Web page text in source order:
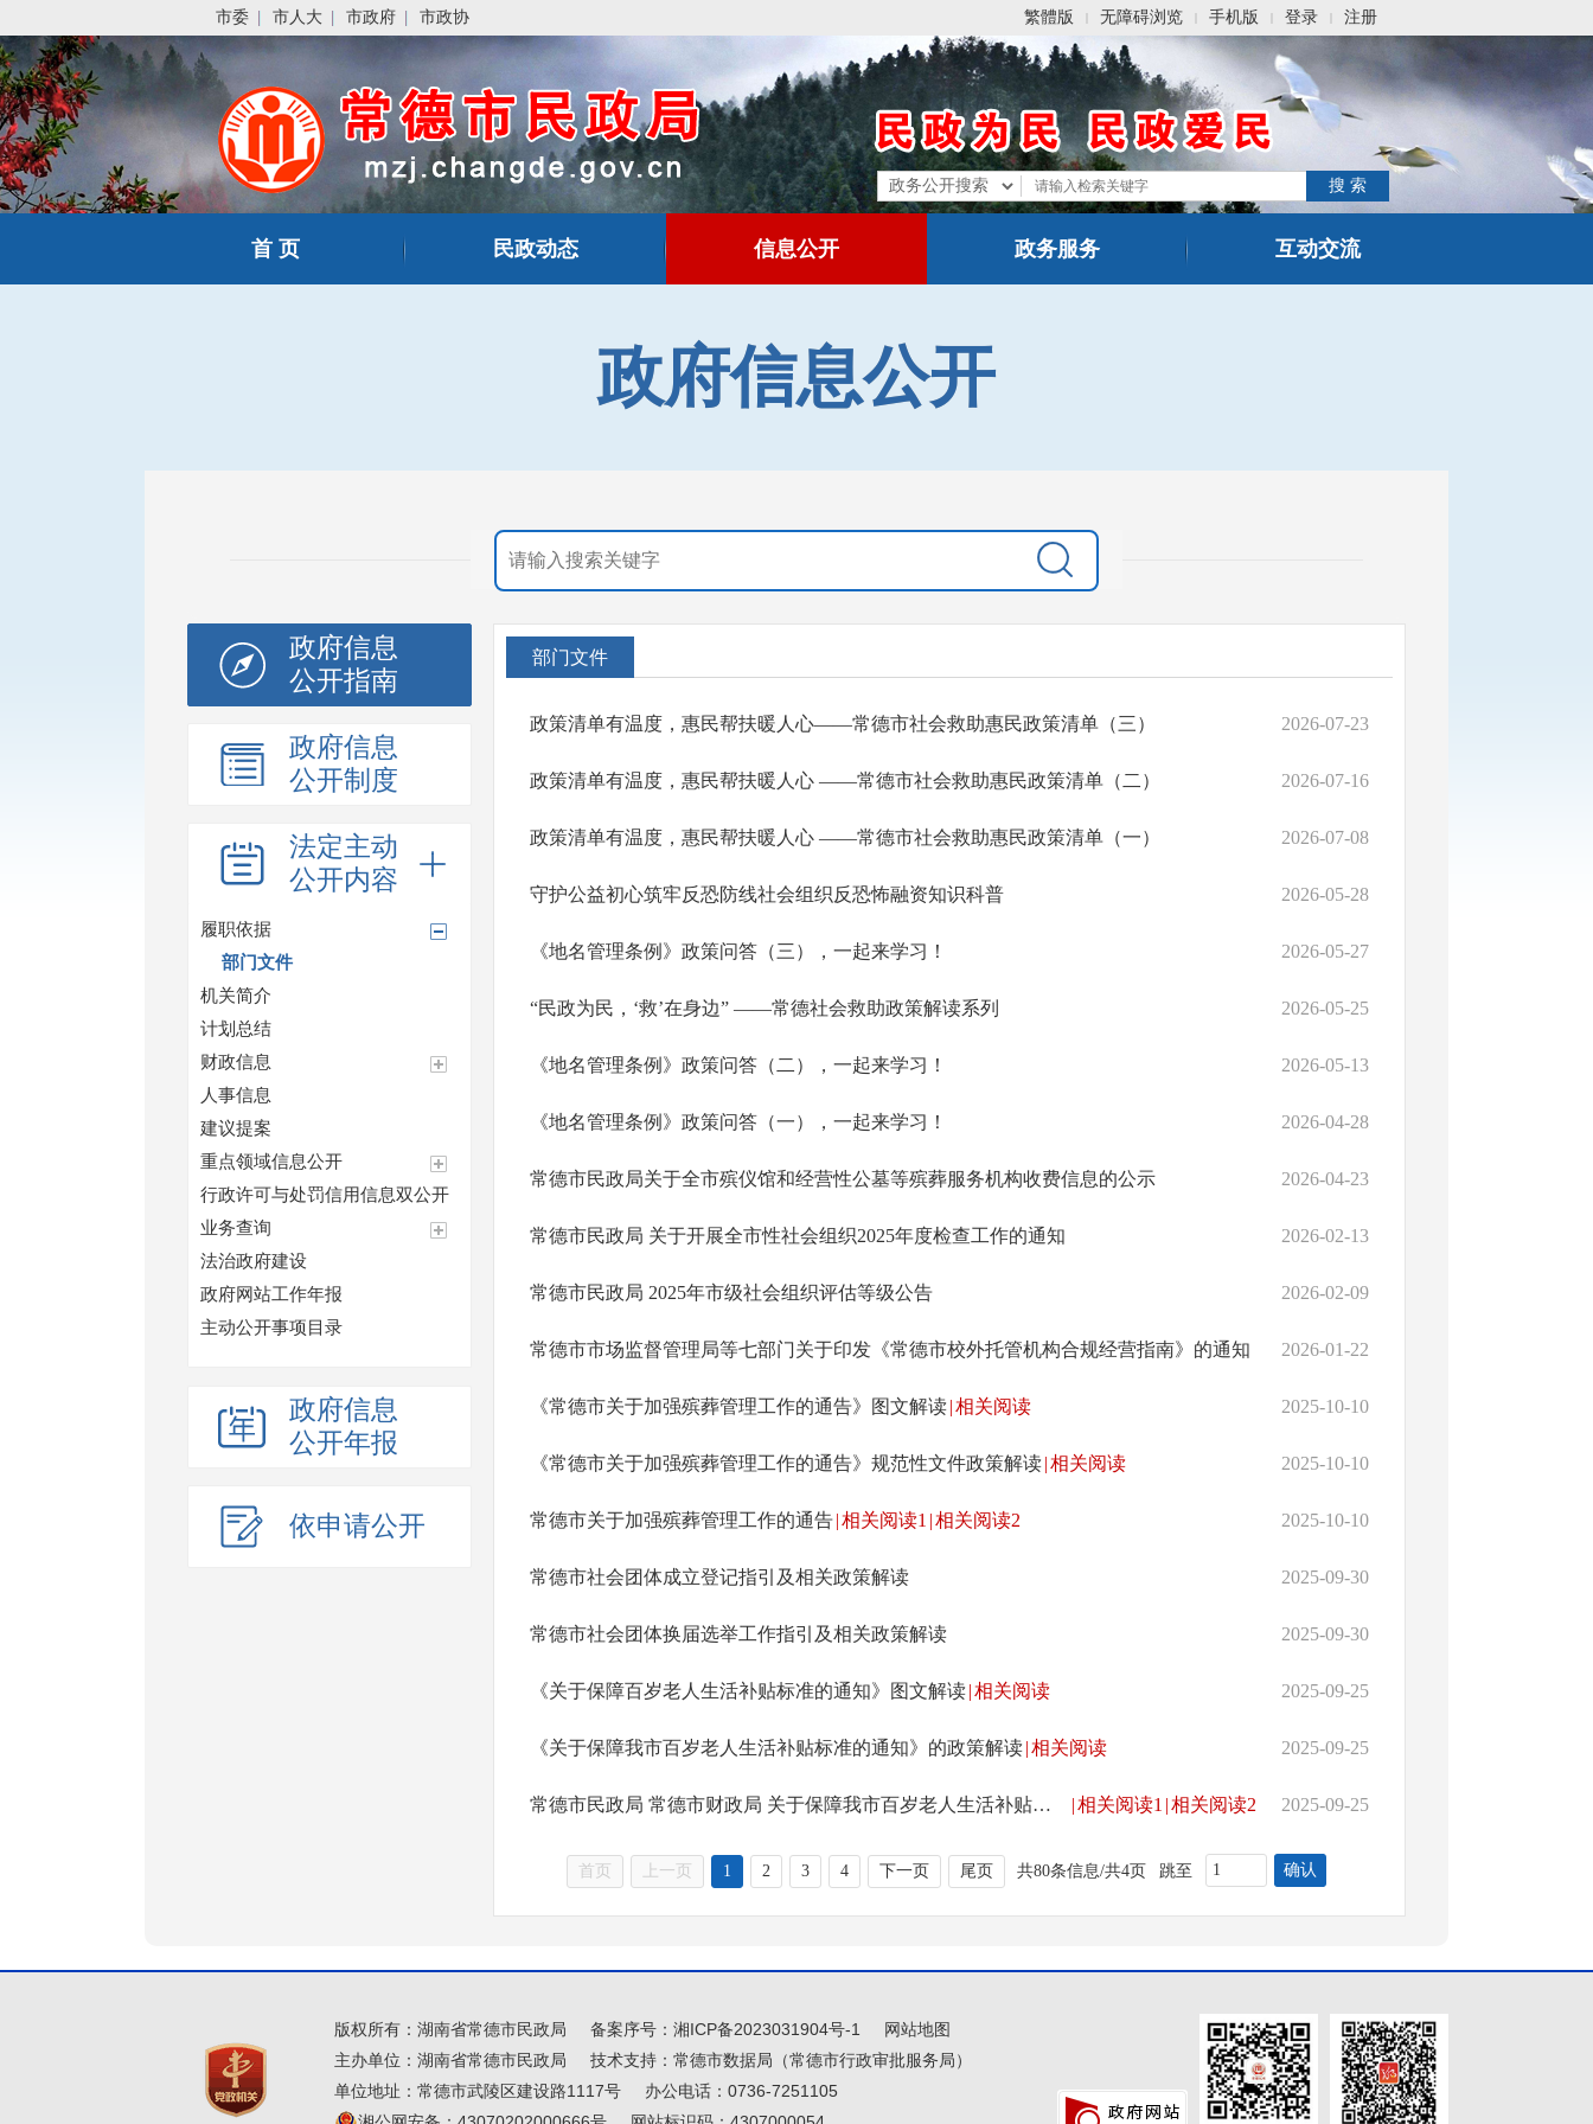
市委 市人大 市政府 市政协 繁體版 | 无障碍浏览 | 手机版 | 登录 | 注册
首 页 民政动态 信息公开 政务服务 互动交流
政府信息公开
政府信息
公开指南
政府信息
公开制度
法定主动
公开内容
履职依据
部门文件
机关简介
计划总结
财政信息
人事信息
建议提案
重点领域信息公开
行政许可与处罚信用信息双公开
业务查询
法治政府建设
政府网站工作年报
主动公开事项目录
政府信息
公开年报
依申请公开
部门文件
政策清单有温度，惠民帮扶暖人心——常德市社会救助惠民政策清单（三） 2026-07-23
政策清单有温度，惠民帮扶暖人心 ——常德市社会救助惠民政策清单（二） 2026-07-16
政策清单有温度，惠民帮扶暖人心 ——常德市社会救助惠民政策清单（一） 2026-07-08
守护公益初心筑牢反恐防线社会组织反恐怖融资知识科普 2026-05-28
《地名管理条例》政策问答（三），一起来学习！ 2026-05-27
“民政为民，‘救’在身边” ——常德社会救助政策解读系列 2026-05-25
《地名管理条例》政策问答（二），一起来学习！ 2026-05-13
《地名管理条例》政策问答（一），一起来学习！ 2026-04-28
常德市民政局关于全市殡仪馆和经营性公墓等殡葬服务机构收费信息的公示 2026-04-23
常德市民政局 关于开展全市性社会组织2025年度检查工作的通知 2026-02-13
常德市民政局 2025年市级社会组织评估等级公告 2026-02-09
常德市市场监督管理局等七部门关于印发《常德市校外托管机构合规经营指南》的通知 2026-01-22
|相关阅读
《常德市关于加强殡葬管理工作的通告》图文解读 2025-10-10
|相关阅读
《常德市关于加强殡葬管理工作的通告》规范性文件政策解读 2025-10-10
|相关阅读1 |相关阅读2
常德市关于加强殡葬管理工作的通告 2025-10-10
常德市社会团体成立登记指引及相关政策解读 2025-09-30
常德市社会团体换届选举工作指引及相关政策解读 2025-09-30
|相关阅读
《关于保障百岁老人生活补贴标准的通知》图文解读 2025-09-25
|相关阅读
《关于保障我市百岁老人生活补贴标准的通知》的政策解读 2025-09-25
|相关阅读1 |相关阅读2
常德市民政局 常德市财政局 关于保障我市百岁老人生活补贴标准的通知 2025-09-25
首页 上一页 1 2 3 4 下一页 尾页 共80条信息/共4页 跳至 确认
版权所有：湖南省常德市民政局 备案序号： 湘ICP备2023031904号-1
网站地图
主办单位：湖南省常德市民政局
技术支持：常德市数据局（常德市行政审批服务局）
单位地址：常德市武陵区建设路1117号
办公电话：0736-7251105